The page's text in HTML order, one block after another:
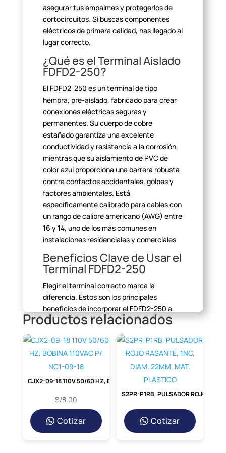
asegurar tus empalmes y protegerlos de
cortocircuitos. Sibuscas componentes
eléctricos de primera calidad, has llegado al
lugarcorrecto.
¿Qué es el Terminal Aislado
FDFD2-250?
El FDFD2-250 es un terminal de tipo
hembra, pre-aislado, fabricadopara crear
conexiones eléctricas seguras y
permanentes. Su cuerpo de cobre
estañado garantiza una excelente
conductividad y resistencia a la corrosión,
mientras que su aislamiento de PVC de
color azul proporciona una barrera robusta
contra contactos accidentales, golpes y
factores ambientales. Está
específicamente calibrado para cables con
un rango de calibre americano (AWG) entre
16 y 14, uno de los más comunes en
instalaciones residenciales ycomerciales.
Beneficios Clave de Usar el
Terminal FDFD2-250
Elegir el terminal correcto marca la
diferencia. Estos son losprincipales
beneficios de incorporar el FDFD2-250 a
tustrabajos:
Conexión Segura y Estable:
Su diseño
garantiza un agarre firme del
previniendo desconexiones que puedan
generar fallos o
peligros.
Aislamientode Alta Calidad:El
Productos relacionados
S/8.00
Cotizar Cotizar